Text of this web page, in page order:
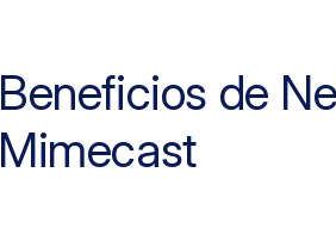
Beneficios de
Mimecast